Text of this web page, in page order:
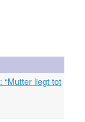
“Mutter liegt tot